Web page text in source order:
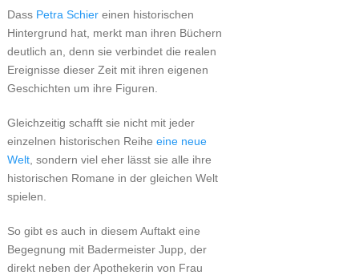
Dass Petra Schiereinen historischen
Hintergrund hat, merkt man ihren Büchern
deutlich an, denn sie verbindet die realen
Ereignisse dieser Zeit mit ihren eigenen
Geschichten um ihre Figuren.
Gleichzeitig schafft sie nicht mit jeder
einzelnen historischen Reihe eine neue
Welt, sondern viel eher lässt sie alle ihre
historischen Romane in der gleichen Welt
spielen.
So gibt es auch in diesem Auftakt eine
Begegnung mit Badermeister Jupp, der
direkt neben der Apothekerin von Frau